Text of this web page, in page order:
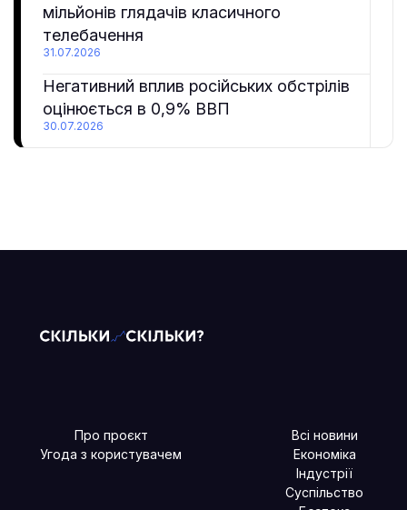
мільйонів глядачів класичного
телебачення
31.07.2026
Негативний вплив російських обстрілів
оцінюється в 0,9% ВВП
30.07.2026
Про проєкт
Угода з користувачем
Всі новини
Економіка
Індустрії
Суспільство